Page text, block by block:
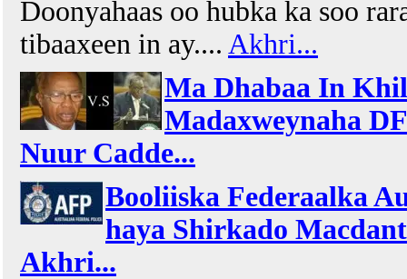
Doonyahaas oo hubka ka soo
tibaaxeen in ay.... Akhri...
Ma Dhabaa In
Madaxweynaha
Nuur Cadde...
Booliiska Federaalka
haya Shirkado
Akhri...